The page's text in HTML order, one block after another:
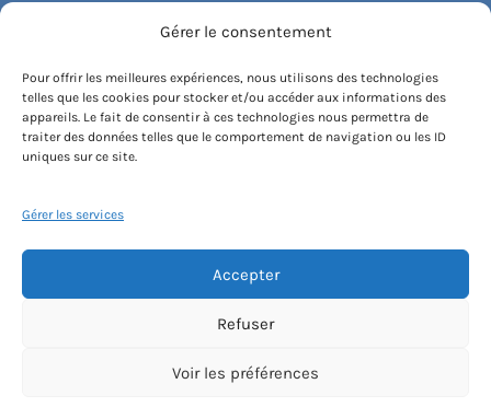
Gérer le consentement
Pour offrir les meilleures expériences, nous utilisons des technologies
telles que les cookies pour stocker et/ou accéder aux informations des
appareils. Le fait de consentir à ces technologies nous permettra de
traiter des données telles que le comportement de navigation ou les ID
uniques sur ce site.
Gérer les services
Accepter
Refuser
Voir les préférences
Blog
Conditions générales de vente
Mentions légales